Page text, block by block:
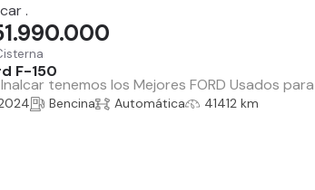
.
F-150
Inalcar tenemos los Mejores FORD Usados
Bencina Automática 41412 km